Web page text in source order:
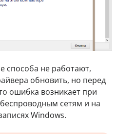
способа не работают,
обновить, но перед
ошибка возникает при
сетям и на
Windows.